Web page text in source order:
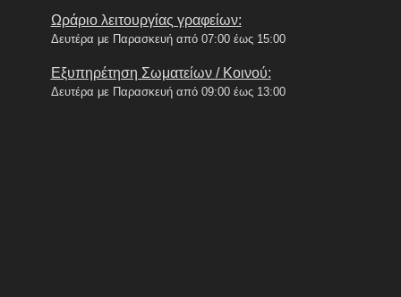
Ωράριο λειτουργίας γραφείων:
Δευτέρα με Παρασκευή από 07:00 έως 15:00
Εξυπηρέτηση Σωματείων / Κοινού:
Δευτέρα με Παρασκευή από 09:00 έως 13:00